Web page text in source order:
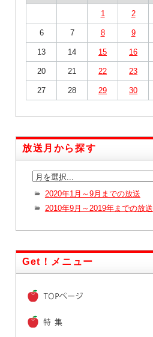
1 2
6 7 8 9
13 14 15 16
20 21 22 23
27 28 29 30
放送月から探す
2020年1月～9月までの放送
2010年9月～2019年までの放送
Get！メニュー